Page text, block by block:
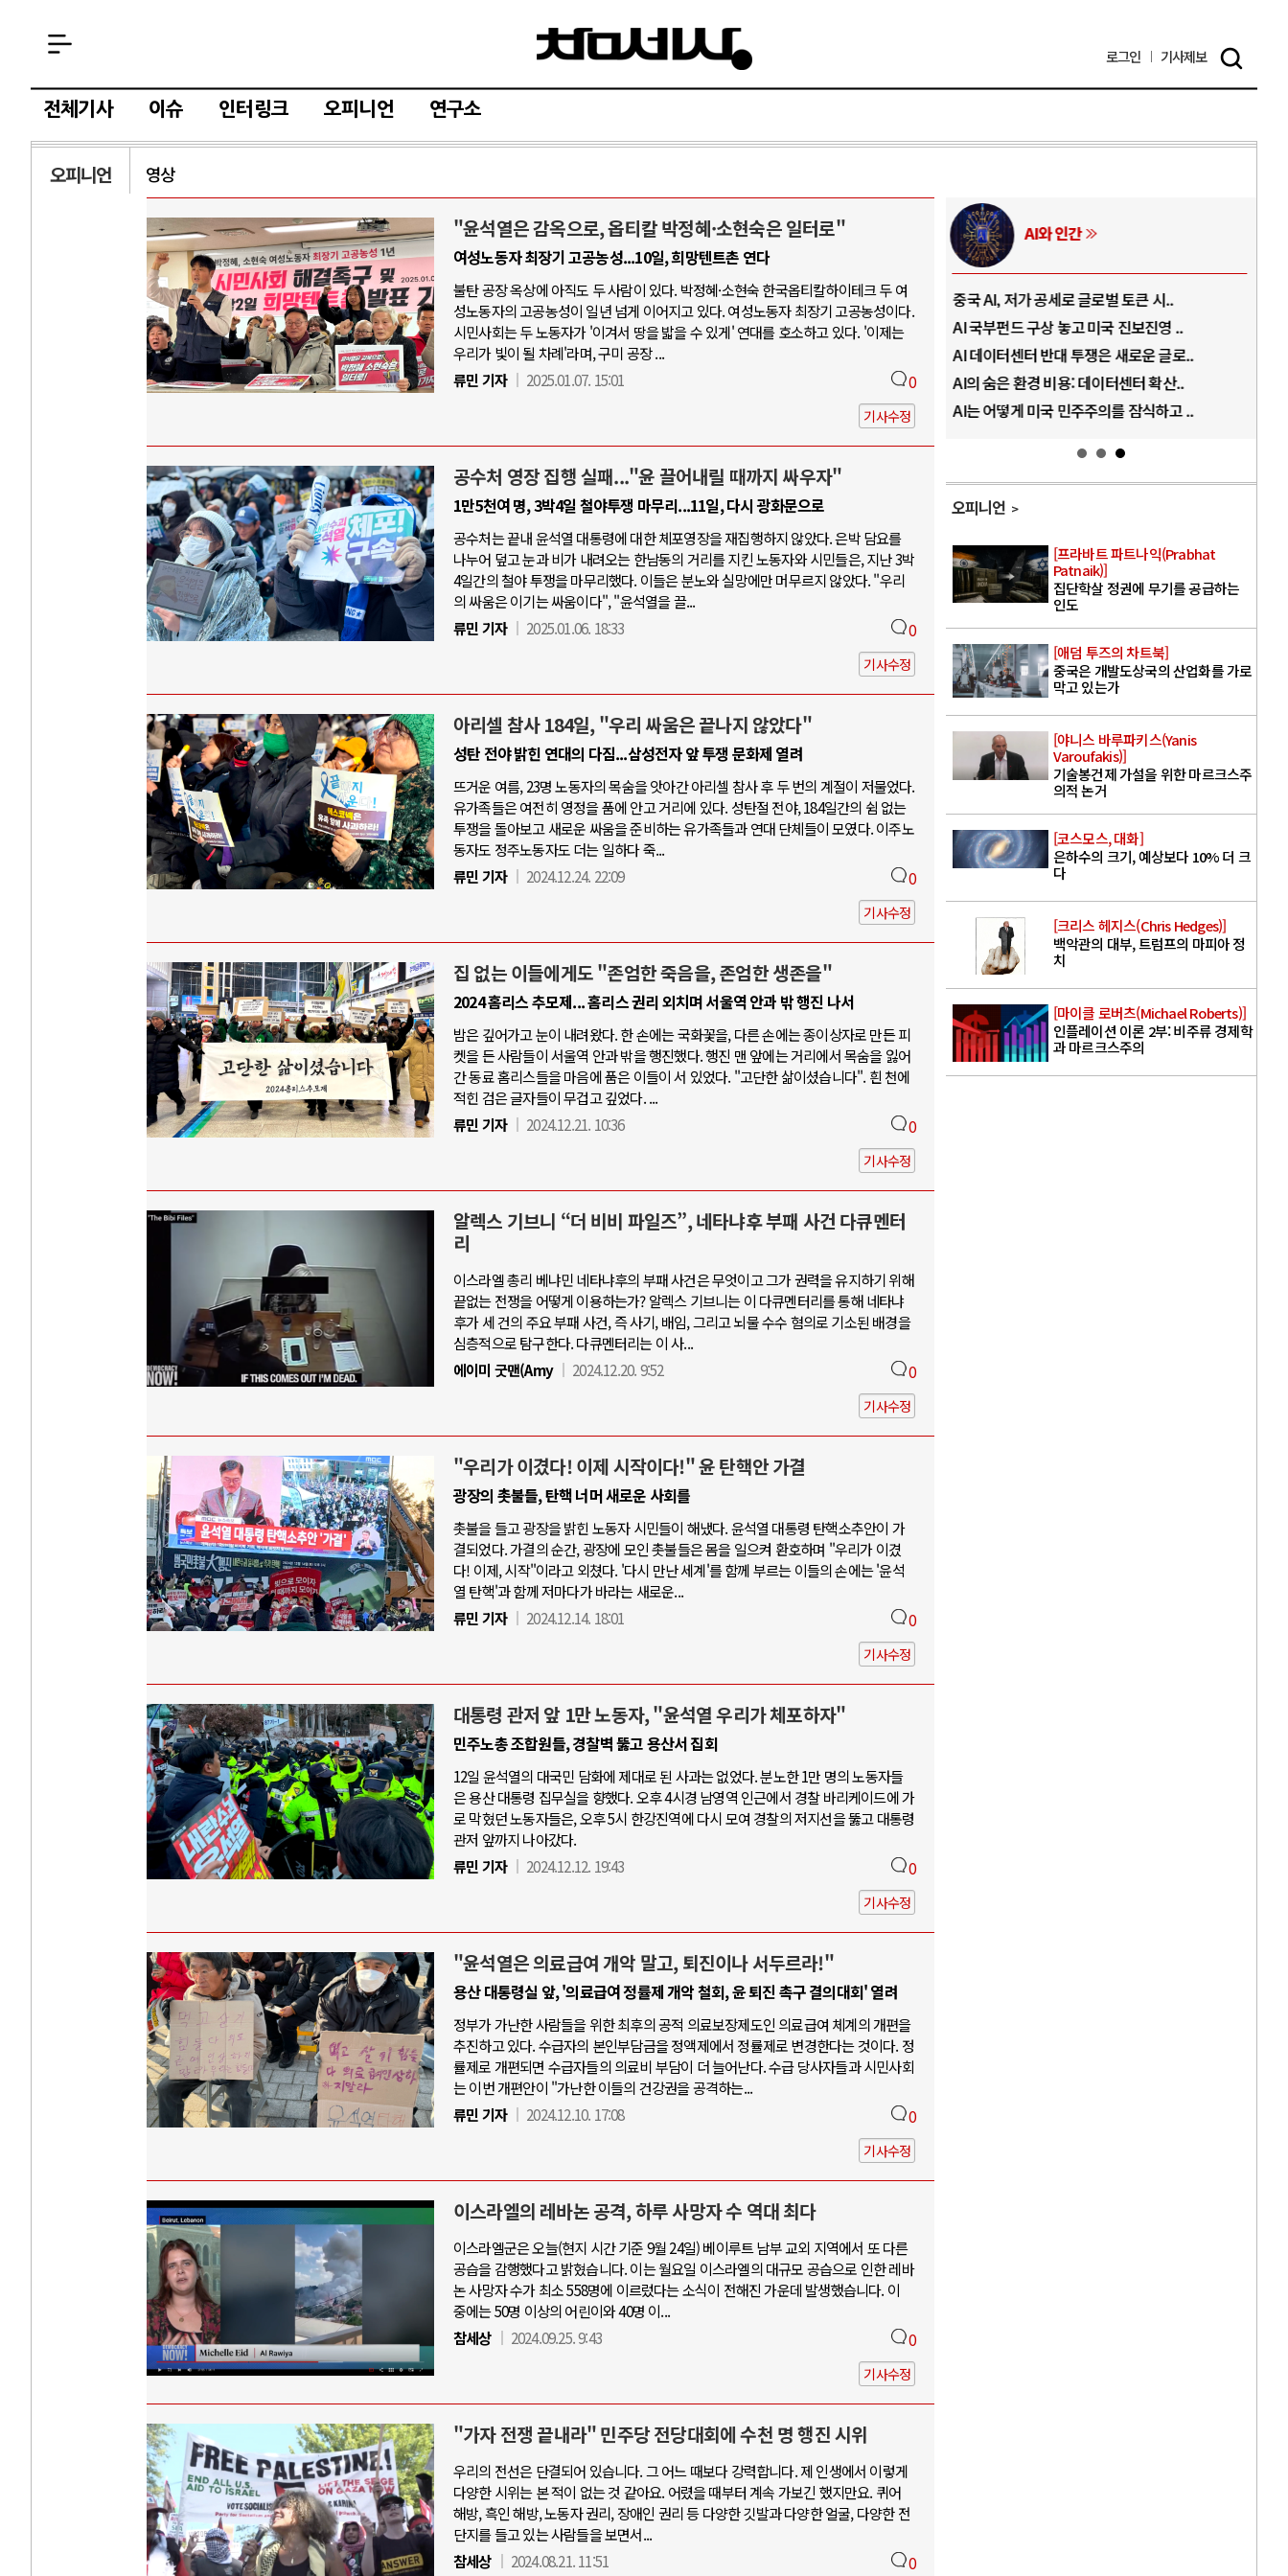
로그인 기사제보
전체기사 이슈 인터링크 오피니언 연구소
오피니언 영상
"윤석열은 감옥으로, 옵티칼 박정혜·소현숙은 일터로"
여성노동자 최장기 고공농성...10일, 희망텐트촌 연다
불탄 공장 옥상에 아직도 두 사람이 있다. 박정혜·소현숙 한국옵티칼하이테크 두 여
성노동자의 고공농성이 일년 넘게 이어지고 있다. 여성노동자 최장기 고공농성이다.
시민사회는 두 노동자가 '이겨서 땅을 밟을 수 있게' 연대를 호소하고 있다. '이제는
우리가 빛이 될 차례'라며, 구미 공장 ...
류민 기자
2025.01.07. 15:01 0
기사수정
공수처 영장 집행 실패..."윤 끌어내릴 때까지 싸우자"
1만5천여 명, 3박4일 철야투쟁 마무리...11일, 다시 광화문으로
공수처는 끝내 윤석열 대통령에 대한 체포영장을 재집행하지 않았다. 은박 담요를
나누어 덮고 눈과 비가 내려오는 한남동의 거리를 지킨 노동자와 시민들은, 지난 3박
4일간의 철야 투쟁을 마무리했다. 이들은 분노와 실망에만 머무르지 않았다. "우리
의 싸움은 이기는 싸움이다", "윤석열을 끌...
류민 기자
2025.01.06. 18:33 0
기사수정
아리셀 참사 184일, "우리 싸움은 끝나지 않았다"
성탄 전야 밝힌 연대의 다짐...삼성전자 앞 투쟁 문화제 열려
뜨거운 여름, 23명 노동자의 목숨을 앗아간 아리셀 참사 후 두 번의 계절이 저물었다.
유가족들은 여전히 영정을 품에 안고 거리에 있다. 성탄절 전야, 184일간의 쉼 없는
투쟁을 돌아보고 새로운 싸움을 준비하는 유가족들과 연대 단체들이 모였다. 이주노
동자도 정주노동자도 더는 일하다 죽...
류민 기자
2024.12.24. 22:09 0
기사수정
집 없는 이들에게도 "존엄한 죽음을, 존엄한 생존을"
2024 홈리스 추모제... 홈리스 권리 외치며 서울역 안과 밖 행진 나서
밤은 깊어가고 눈이 내려왔다. 한 손에는 국화꽃을, 다른 손에는 종이상자로 만든 피
켓을 든 사람들이 서울역 안과 밖을 행진했다. 행진 맨 앞에는 거리에서 목숨을 잃어
간 동료 홈리스들을 마음에 품은 이들이 서 있었다. "고단한 삶이셨습니다". 흰 천에
적힌 검은 글자들이 무겁고 깊었다. ...
류민 기자
2024.12.21. 10:36 0
기사수정
알렉스 기브니 “더 비비 파일즈”, 네타냐후 부패 사건 다큐멘터
리
이스라엘 총리 베냐민 네타냐후의 부패 사건은 무엇이고 그가 권력을 유지하기 위해
끝없는 전쟁을 어떻게 이용하는가? 알렉스 기브니는 이 다큐멘터리를 통해 네타냐
후가 세 건의 주요 부패 사건, 즉 사기, 배임, 그리고 뇌물 수수 혐의로 기소된 배경을
심층적으로 탐구한다. 다큐멘터리는 이 사...
에이미 굿맨(Amy
2024.12.20. 9:52 0
기사수정
"우리가 이겼다! 이제 시작이다!" 윤 탄핵안 가결
광장의 촛불들, 탄핵 너머 새로운 사회를
촛불을 들고 광장을 밝힌 노동자 시민들이 해냈다. 윤석열 대통령 탄핵소추안이 가
결되었다. 가결의 순간, 광장에 모인 촛불들은 몸을 일으켜 환호하며 "우리가 이겼
다! 이제, 시작"이라고 외쳤다. '다시 만난 세계'를 함께 부르는 이들의 손에는 '윤석
열 탄핵'과 함께 저마다가 바라는 새로운...
류민 기자
2024.12.14. 18:01 0
기사수정
대통령 관저 앞 1만 노동자, "윤석열 우리가 체포하자"
민주노총 조합원들, 경찰벽 뚫고 용산서 집회
12일 윤석열의 대국민 담화에 제대로 된 사과는 없었다. 분노한 1만 명의 노동자들
은 용산 대통령 집무실을 향했다. 오후 4시경 남영역 인근에서 경찰 바리케이드에 가
로 막혔던 노동자들은, 오후 5시 한강진역에 다시 모여 경찰의 저지선을 뚫고 대통령
관저 앞까지 나아갔다.
류민 기자
2024.12.12. 19:43 0
기사수정
"윤석열은 의료급여 개악 말고, 퇴진이나 서두르라!"
용산 대통령실 앞, '의료급여 정률제 개악 철회, 윤 퇴진 촉구 결의대회' 열려
정부가 가난한 사람들을 위한 최후의 공적 의료보장제도인 의료급여 체계의 개편을
추진하고 있다. 수급자의 본인부담금을 정액제에서 정률제로 변경한다는 것이다. 정
률제로 개편되면 수급자들의 의료비 부담이 더 늘어난다. 수급 당사자들과 시민사회
는 이번 개편안이 "가난한 이들의 건강권을 공격하는...
류민 기자
2024.12.10. 17:08 0
기사수정
이스라엘의 레바논 공격, 하루 사망자 수 역대 최다
이스라엘군은 오늘(현지 시간 기준 9월 24일) 베이루트 남부 교외 지역에서 또 다른
공습을 감행했다고 밝혔습니다. 이는 월요일 이스라엘의 대규모 공습으로 인한 레바
논 사망자 수가 최소 558명에 이르렀다는 소식이 전해진 가운데 발생했습니다. 이
중에는 50명 이상의 어린이와 40명 이...
참세상
2024.09.25. 9:43 0
기사수정
"가자 전쟁 끝내라" 민주당 전당대회에 수천 명 행진 시위
우리의 전선은 단결되어 있습니다. 그 어느 때보다 강력합니다. 제 인생에서 이렇게
다양한 시위는 본 적이 없는 것 같아요. 어렸을 때부터 계속 가보긴 했지만요. 퀴어
해방, 흑인 해방, 노동자 권리, 장애인 권리 등 다양한 깃발과 다양한 얼굴, 다양한 전
단지를 들고 있는 사람들을 보면서...
참세상
2024.08.21. 11:51 0
AI와 인간
중국 AI, 저가 공세로 글로벌 토큰 시..
AI 국부펀드 구상 놓고 미국 진보진영 ..
AI 데이터센터 반대 투쟁은 새로운 글로..
AI의 숨은 환경 비용: 데이터센터 확산..
러시아-우크라이나 전쟁
전쟁의 추상화: 우크라이나, 대리전의 역..
EU·우크라이나 드론 협력 직후, 러시아..
나토, 우크라 군사지원 2027년까지 공..
우크라이나, 덴마크, 에스토니아, 네덜란..
중동 위기
호르무즈 갈등 격화, 트럼프 정치·경제 ..
호르무즈 해협 통행료를 철회한 트럼프
이란, 호르무즈 해협 봉쇄 선택한 배경
하마스, 가자 통치권 이양으로 휴전 의지..
AI와 인간
중국 AI, 저가 공세로 글로벌 토큰 시..
AI 국부펀드 구상 놓고 미국 진보진영 ..
AI 데이터센터 반대 투쟁은 새로운 글로..
AI의 숨은 환경 비용: 데이터센터 확산..
AI는 어떻게 미국 민주주의를 잠식하고 ..
오피니언
[프라바트 파트나익(Prabhat
Patnaik)]
집단학살 정권에 무기를 공급하는
인도
[애덤 투즈의 차트북]
중국은 개발도상국의 산업화를 가로
막고 있는가
[야니스 바루파키스(Yanis
Varoufakis)]
기술봉건제 가설을 위한 마르크스주
의적 논거
[코스모스, 대화]
은하수의 크기, 예상보다 10% 더 크
다
[크리스 헤지스(Chris Hedges)]
백악관의 대부, 트럼프의 마피아 정
치
[마이클 로버츠(Michael Roberts)]
인플레이션 이론 2부: 비주류 경제학
과 마르크스주의